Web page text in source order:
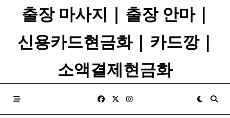
출장 마사지 | 출장 안마 |
신용카드현금화 | 카드깡 |
소액결제현금화